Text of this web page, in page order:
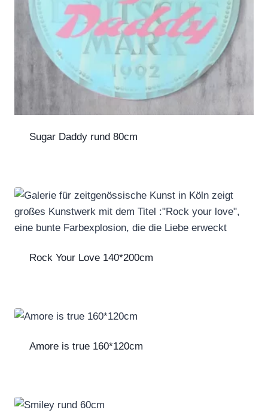
Sugar Daddy rund 80cm
Rock Your Love 140*200cm
Amore is true 160*120cm